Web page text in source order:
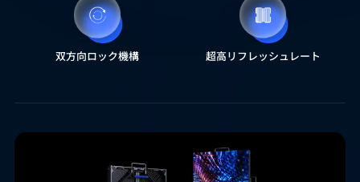
双方向ロック機構 超高リフレッシュレート